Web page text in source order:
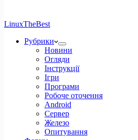
LinuxTheBest
Рубрики
Новини
Огляди
Інструкції
Ігри
Програми
Робоче оточення
Android
Сервер
Железо
Опитування